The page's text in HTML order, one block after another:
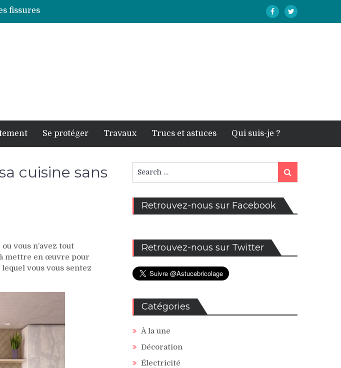
fissures
Se protéger Travaux Trucs et astuces Qui suis-je ?
cuisine sans
vous n’avez tout
mettre en œuvre pour
vous vous sentez
for:
Search
Retrouvez-nous sur Facebook
Retrouvez-nous sur Twitter
Catégories
À la une
Décoration
Électricité